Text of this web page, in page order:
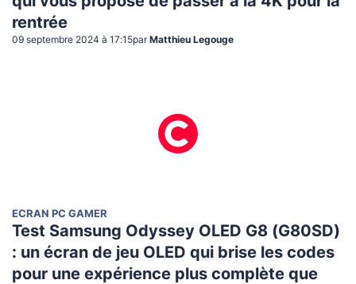
rentrée
09 septembre 2024 à 17:15par Matthieu Legouge
ECRAN PC GAMER
Test Samsung Odyssey OLED G8 (G80SD)
: un écran de jeu OLED qui brise les codes
pour une expérience plus complète que